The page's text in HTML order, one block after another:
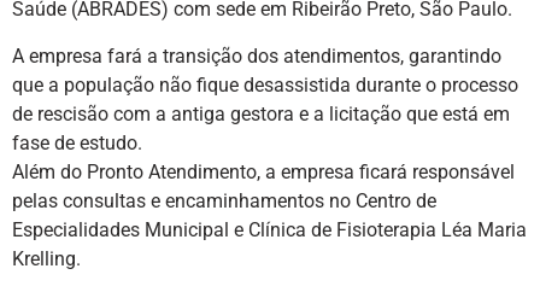
Saúde (ABRADES) com sede em Ribeirão Preto, São Paulo.
A empresa fará a transição dos atendimentos, garantindo
que a população não fique desassistida durante o processo
de rescisão com a antiga gestora e a licitação que está em
fase de estudo.
Além do Pronto Atendimento, a empresa ficará responsável
pelas consultas e encaminhamentos no Centro de
Especialidades Municipal e Clínica de Fisioterapia Léa Maria
Krelling.